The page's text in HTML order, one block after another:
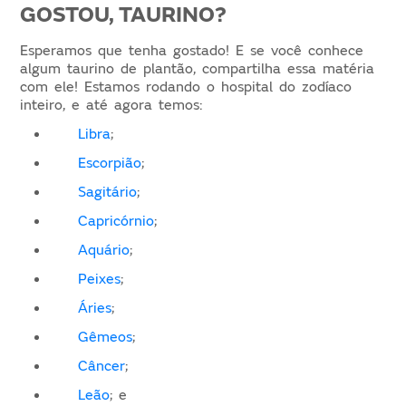
GOSTOU, TAURINO?
Esperamos que tenha gostado! E se você conhece
algum taurino de plantão, compartilha essa matéria
com ele! Estamos rodando o hospital do zodíaco
inteiro, e até agora temos:
Libra;
Escorpião;
Sagitário;
Capricórnio;
Aquário;
Peixes;
Áries;
Gêmeos;
Câncer;
Leão; e